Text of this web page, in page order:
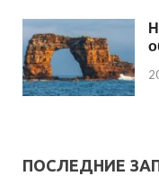
ПОСЛЕДНИЕ